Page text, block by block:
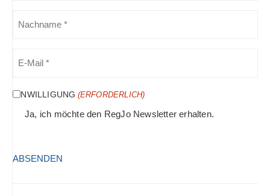
EINWILLIGUNG (ERFORDERLICH)
Ja, ich möchte den RegJo Newsletter erhalten.
(ERFORDERLICH)